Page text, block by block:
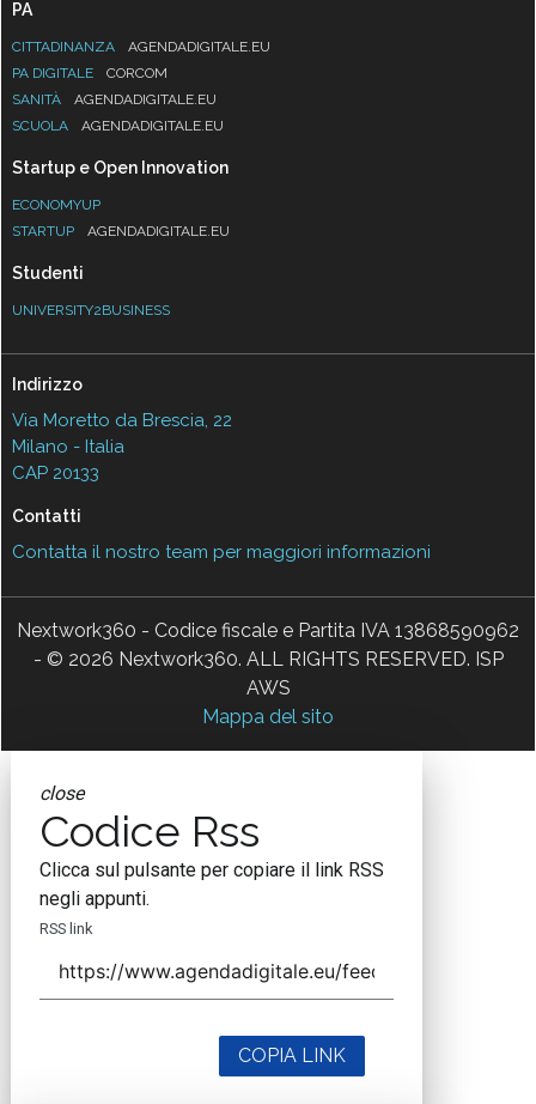
PA
CITTADINANZA
AGENDADIGITALE.EU
PA DIGITALE
CORCOM
SANITÀ
AGENDADIGITALE.EU
SCUOLA
AGENDADIGITALE.EU
Startup e Open Innovation
ECONOMYUP
STARTUP
AGENDADIGITALE.EU
Studenti
UNIVERSITY2BUSINESS
Indirizzo
Via Moretto da Brescia, 22
Milano - Italia
CAP 20133
Contatti
Contatta il nostro team per maggiori informazioni
Nextwork360 - Codice fiscale e Partita IVA 13868590962
- © 2026 Nextwork360. ALL RIGHTS RESERVED. ISP
AWS
Mappa del sito
close
Codice Rss
Clicca sul pulsante per copiare il link RSS
negli appunti.
RSS link
COPIA LINK